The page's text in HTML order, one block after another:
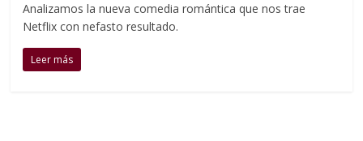
Analizamos la nueva comedia romántica que nos trae
Netflix con nefasto resultado.
Leer más